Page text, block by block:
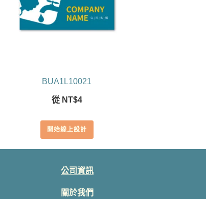
BUA1L10021
從 NT$4
開始線上設計
公司資訊
關於我們